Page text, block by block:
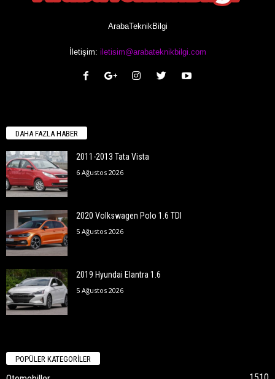
ArabaTeknikBilgi
İletişim: iletisim@arabateknikbilgi.com
DAHA FAZLA HABER
2011-2013 Tata Vista
6 Ağustos 2026
2020 Volkswagen Polo 1.6 TDI
5 Ağustos 2026
2019 Hyundai Elantra 1.6
5 Ağustos 2026
POPÜLER KATEGORİLER